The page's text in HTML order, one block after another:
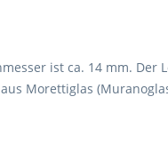
ist ca. 14 mm. Der
Morettiglas